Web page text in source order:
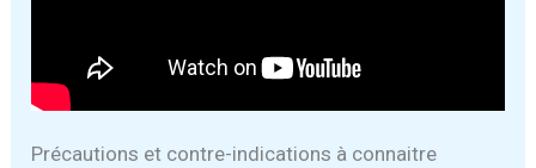
Précautions et contre-indications à connaitre